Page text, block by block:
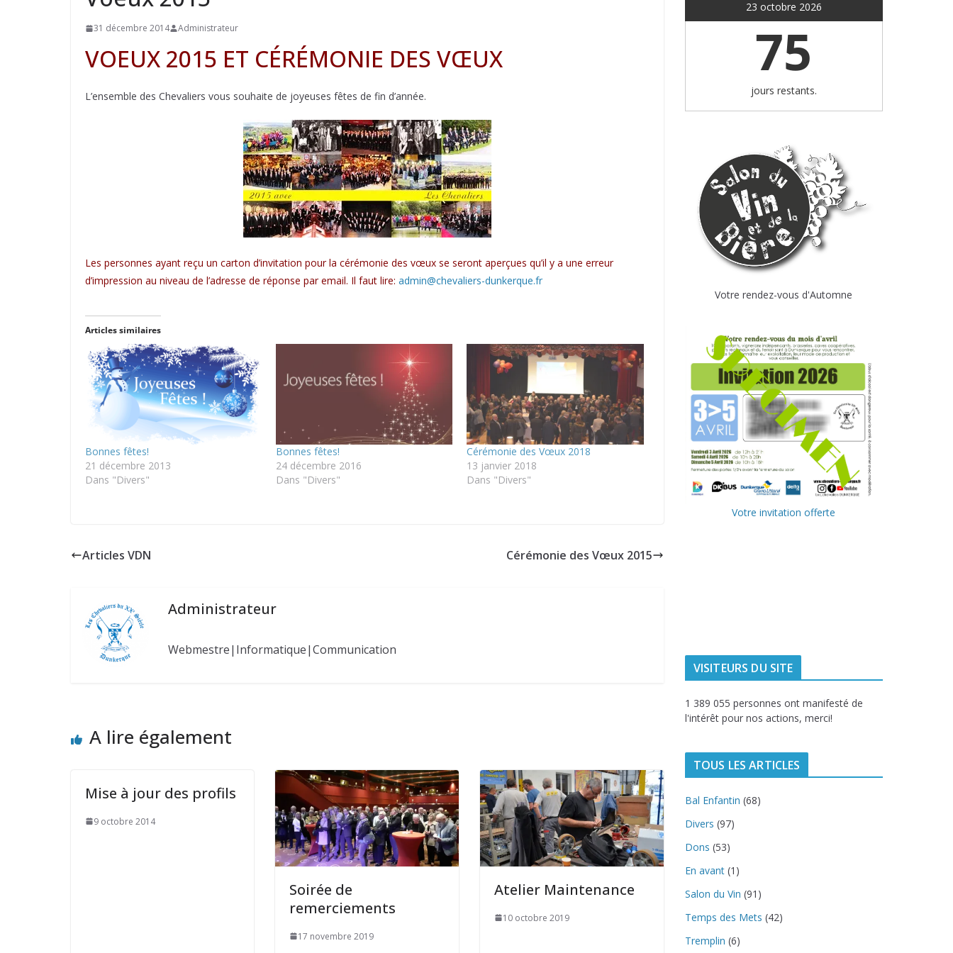
31 décembre 2014 Administrateur
VOEUX 2015 ET CÉRÉMONIE DES VŒUX
L’ensemble des Chevaliers vous souhaite de joyeuses fêtes de fin d’année.
Les personnes ayant reçu un carton d’invitation pour la cérémonie des vœux se seront aperçues qu’il y a une erreur
d’impression au niveau de l’adresse de réponse par email. Il faut lire: admin@chevaliers-dunkerque.fr
Articles similaires
Bonnes fêtes!
21 décembre 2013
Dans "Divers"
Bonnes fêtes!
24 décembre 2016
Dans "Divers"
Cérémonie des Vœux 2018
13 janvier 2018
Dans "Divers"
Articles VDN Cérémonie des Vœux 2015
Administrateur
Webmestre|Informatique|Communication
A lire également
Mise à jour des profils
9 octobre 2014
Soirée de
remerciements
17 novembre 2019
Atelier Maintenance
10 octobre 2019
23 octobre 2026
75
jours restants.
Votre rendez-vous d'Automne
Votre invitation offerte
VISITEURS DU SITE
1 389 055 personnes ont manifesté de
l'intérêt pour nos actions, merci!
TOUS LES ARTICLES
Bal Enfantin (68)
Divers (97)
Dons (53)
En avant(1)
Salon du Vin (91)
Temps des Mets (42)
Tremplin (6)